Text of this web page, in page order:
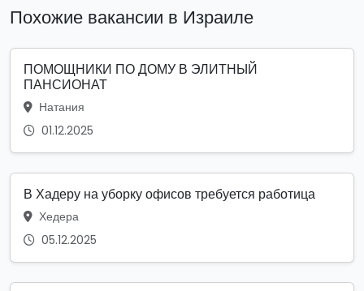
Похожие вакансии в Израиле
ПОМОЩНИКИ ПО ДОМУ В ЭЛИТНЫЙ
ПАНСИОНАТ
Натания
01.12.2025
В Хадеру на уборку офисов требуется работица
Хедера
05.12.2025